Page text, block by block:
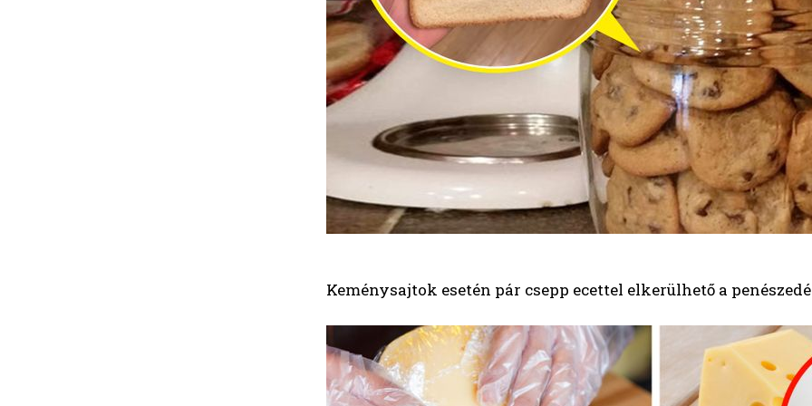
Keménysajtok esetén pár csepp ecettel elkerülhető a